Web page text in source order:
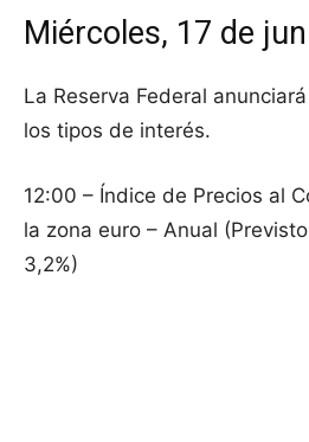
Miércoles, 17 de
La Reserva Federal
los tipos de interés.
12:00 – Índice de Precios al
la zona euro – Anual
3,2%)